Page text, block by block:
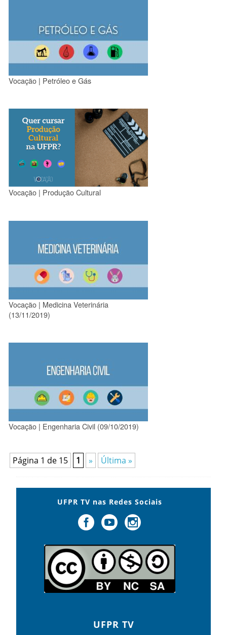
Vocação | Petróleo e Gás
Vocação | Produção Cultural
Vocação | Medicina Veterinária
(13/11/2019)
Vocação | Engenharia Civil (09/10/2019)
Página 1 de 15 1 » Última »
UFPR TV nas Redes Sociais
UFPR TV